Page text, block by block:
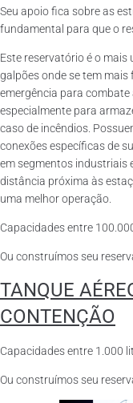
Seu apoio fica sobre as
fundamental para que o
Este reservatório é o
galpões onde se tem
emergência para
especialmente para
caso de incêndios.
conexões específicas de
em segmentos industriais
distância próxima às
uma melhor operação.
Capacidades entre
Ou construímos seu
TANQUE
CONTENÇÃO
Capacidades entre 1.000
Ou construímos seu